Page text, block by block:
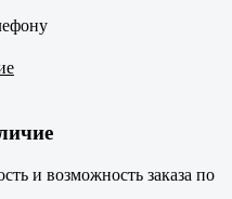
и возможность заказа по